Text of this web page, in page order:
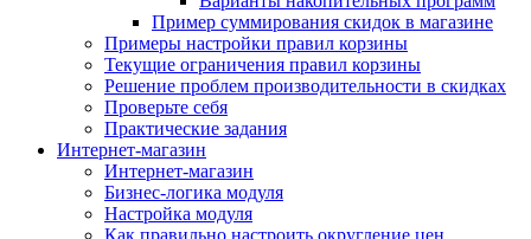
Пример суммирования скидок в магазине
Примеры настройки правил корзины
Текущие ограничения правил корзины
Решение проблем производительности в скидках
Проверьте себя
Практические задания
Интернет-магазин
Интернет-магазин
Бизнес-логика модуля
Настройка модуля
Как правильно настроить округление цен